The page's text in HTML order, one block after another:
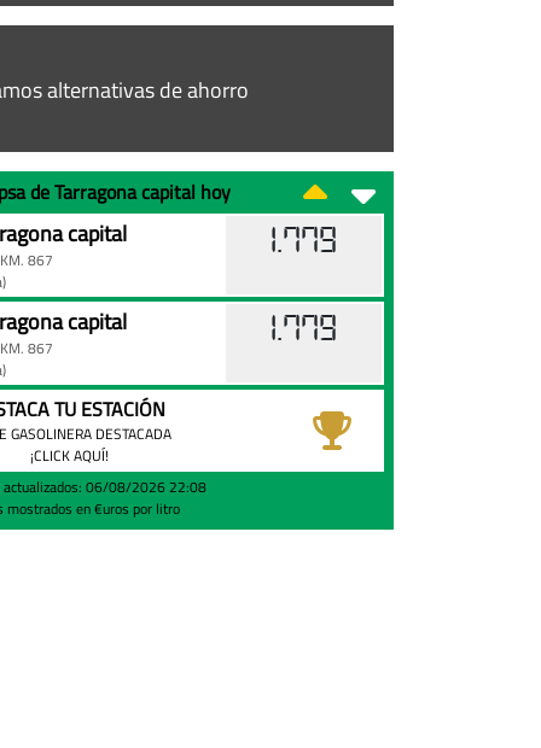
alternativas de ahorro
de Tarragona capital hoy
capital
867
1.779
capital
867
1.779
TU ESTACIÓN
GASOLINERA DESTACADA
¡CLICK AQUÍ!
actualizados: 06/08/2026 22:08
mostrados en €uros por litro